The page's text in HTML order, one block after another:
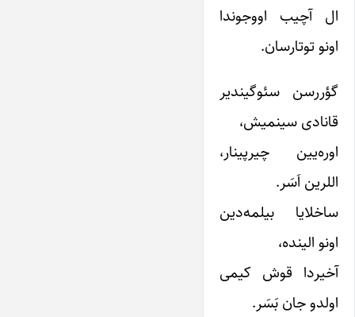
ال آچیب اووجوندا
اونو توتارسان.
گؤررسن سئوگیندیر
قانادی سینمیش،
اوره‌یین چیرپینار،
اللرین اَسَر.
ساخلایا بیلمه‌دین
اونو الینده،
آخیردا قوش کیمی
اولدو جان بَسَر.